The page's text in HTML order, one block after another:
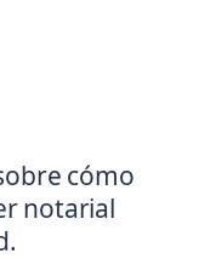
cómo
notarial